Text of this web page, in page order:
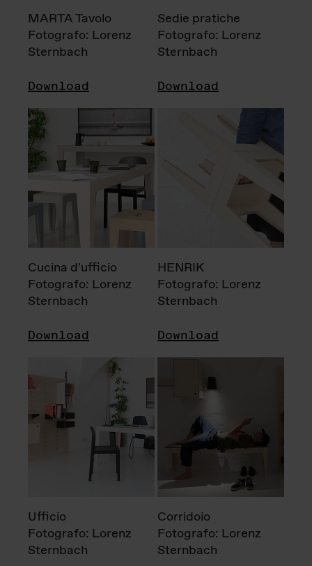
MARTA Tavolo
Fotografo: Lorenz
Sternbach
Download
Sedie pratiche
Fotografo: Lorenz
Sternbach
Download
Cucina d'ufficio
Fotografo: Lorenz
Sternbach
Download
HENRIK
Fotografo: Lorenz
Sternbach
Download
Ufficio
Fotografo: Lorenz
Sternbach
Corridoio
Fotografo: Lorenz
Sternbach